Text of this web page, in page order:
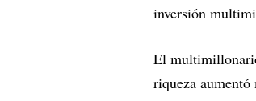
inversión
El
riqueza aumentó